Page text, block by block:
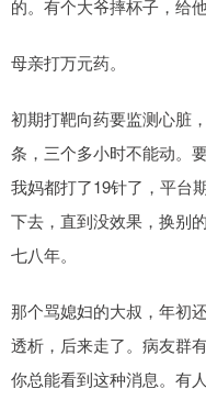
的。有个大爷摔杯子，给
母亲打万元药。
初期打靶向药要监测心脏
条，三个多小时不能动。
我妈都打了19针了，平台
下去，直到没效果，换别
七八年。
那个骂媳妇的大叔，年初
透析，后来走了。病友群
你总能看到这种消息。有